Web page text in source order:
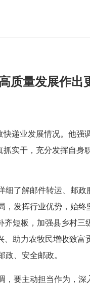
质量发展作出
快递业发展情况。他强
抓实干，充分发挥自身
细了解邮件转运、邮政
，发挥行业优势，始终
齐短板，加强县乡村三
、助力农牧民增收致富
、安全邮政。
，要主动担当作为，深